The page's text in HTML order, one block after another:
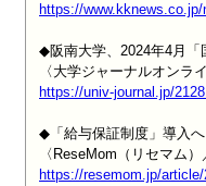
https://
◆阪南大学、2024年4月「
https://univ-journal.jp/
◆「給与保証制度」導入
https://resemom.jp/